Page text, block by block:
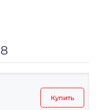
Купить